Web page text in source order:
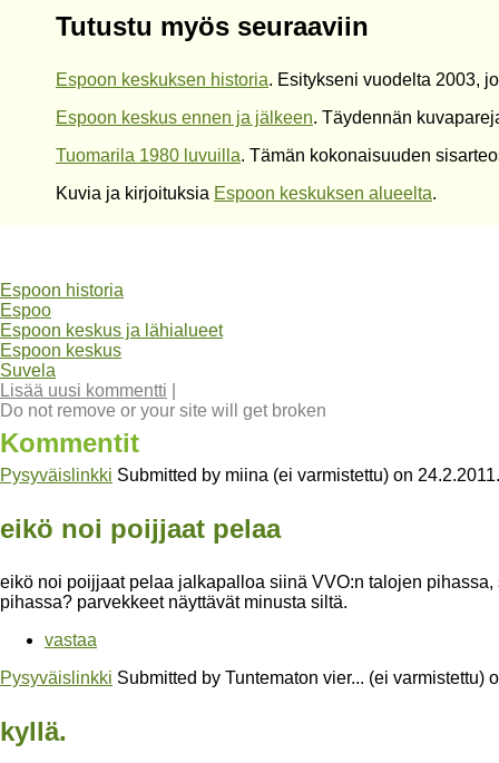
Tutustu myös seuraaviin
Espoon keskuksen historia. Esitykseni vuodelta 2003,
Espoon keskus ennen ja jälkeen. Täydennän
Tuomarila 1980 luvuilla. Tämän kokonaisuuden
Kuvia ja kirjoituksia Espoon keskuksen alueelta.
Espoon historia
Espoo
Espoon keskus ja lähialueet
Espoon keskus
Suvela
Lisää uusi kommentti
Do not remove or your site will get broken
Kommentit
Pysyväislinkki Submitted by miina (ei varmistettu) on 24.2.2011.
eikö noi poijjaat pelaa
eikö noi poijjaat pelaa jalkapalloa siinä VVO:n talojen
pihassa? parvekkeet näyttävät minusta siltä.
vastaa
Pysyväislinkki Submitted by Tuntematon vier... (ei varmistettu)
kyllä.